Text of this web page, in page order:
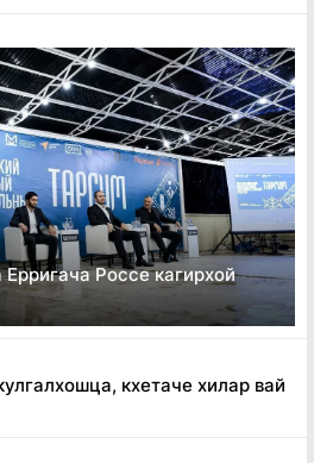
Ерригача Россе кагирхой
кхетаче хилар вай